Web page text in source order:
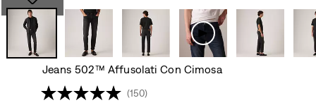
Jeans 502™ Affusolati Con Cimosa
(150)